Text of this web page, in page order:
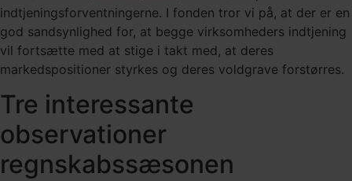
indtjeningsforventningerne. I fonden tror vi på, at der er en
god sandsynlighed for, at begge virksomheders indtjening
vil fortsætte med at stige i takt med, at deres
markedspositioner styrkes og deres voldgrave forstørres.
Tre interessante
observationer
regnskabssæsonen